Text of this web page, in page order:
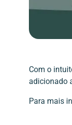
Com o
adicionado
Para mais